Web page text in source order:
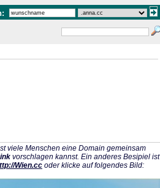
viele Menschen eine Domain gemeinsam
vorschlagen kannst. Ein anderes Besipiel ist
Wien.cc oder klicke auf folgendes Bild: